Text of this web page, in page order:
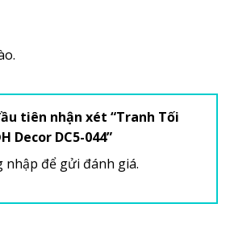
tiên nhận xét “Tranh Tối
Decor DC5-044”
nhập để gửi đánh giá.